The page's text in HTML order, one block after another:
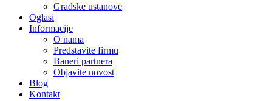
Gradske ustanove
Oglasi
Informacije
O nama
Predstavite firmu
Baneri partnera
Objavite novost
Blog
Kontakt